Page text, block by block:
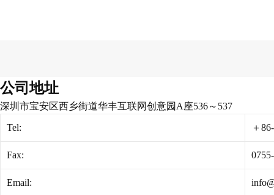
公司地址
深圳市宝安区西乡街道华丰互联网创意园A座536～537
Tel: ＋
Fax:
Email: